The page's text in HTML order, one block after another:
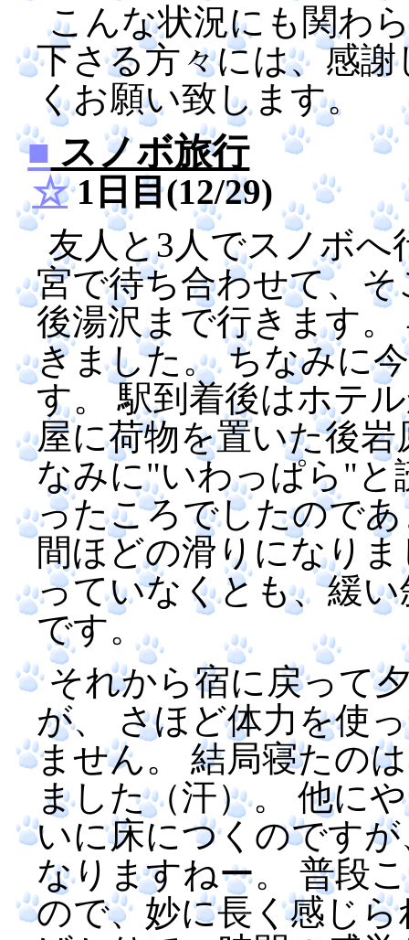
こんな状況にも関わ
下さる方々には、感
くお願い致します。
■ スノボ旅行
☆1日目(12/29)
友人と3人でスノボ
宮で待ち合わせて、
後湯沢まで行きます
きました。 ちなみに
す。 駅到着後はホテ
屋に荷物を置いた後
なみに"いわっぱら"と
ったころでしたので
間ほどの滑りになり
っていなくとも、緩
です。
それから宿に戻って
が、 さほど体力を使
ません。 結局寝たの
ました（汗）。 他に
いに床につくのです
なりますねー。 普段
ので、妙に長く感じ